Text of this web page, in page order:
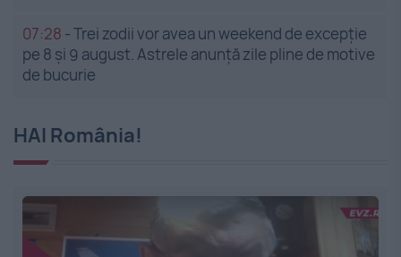
07:28 -Trei zodii vor avea un weekend de excepție
pe 8 și 9 august. Astrele anunță zile pline de motive
de bucurie
HAI România!